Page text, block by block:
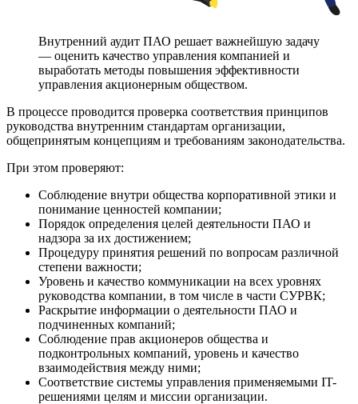
Внутренний аудит ПАО решает важнейшую задачу
— оценить качество управления компанией и
выработать методы повышения эффективности
управления акционерным обществом.
В процессе проводится проверка соответствия принципов
руководства внутренним стандартам организации,
общепринятым концепциям и требованиям законодательства.
При этом проверяют:
Соблюдение внутри общества корпоративной этики и
понимание ценностей компании;
Порядок определения целей деятельности ПАО и
надзора за их достижением;
Процедуру принятия решений по вопросам различной
степени важности;
Уровень и качество коммуникации на всех уровнях
руководства компании, в том числе в части СУРВК;
Раскрытие информации о деятельности ПАО и
подчиненных компаний;
Соблюдение прав акционеров общества и
подконтрольных компаний, уровень и качество
взаимодействия между ними;
Соответствие системы управления применяемыми IT-
решениями целям и миссии организации.